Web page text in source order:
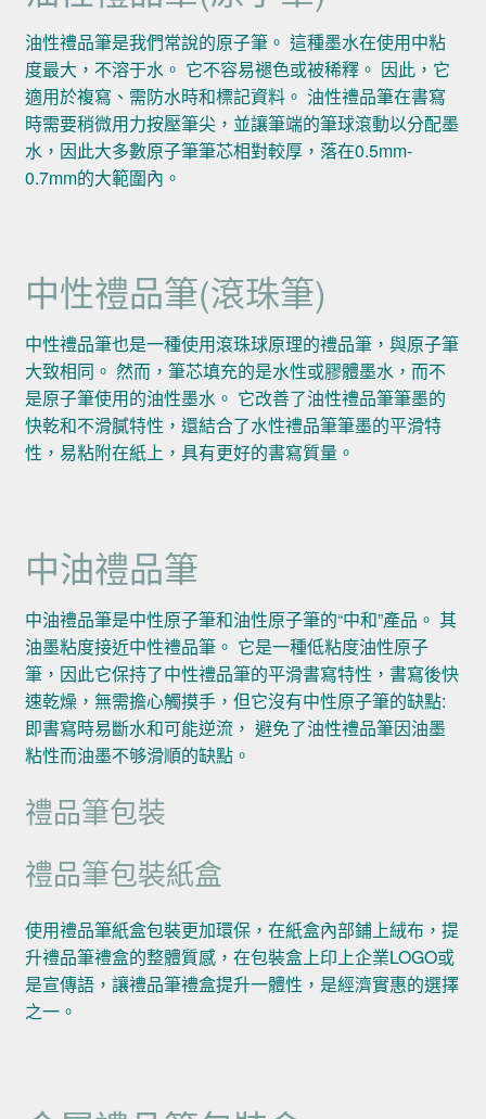
油性禮品筆是我們常說的原子筆。 這種墨水在使用中粘
度最大，不溶于水。 它不容易褪色或被稀釋。 因此，它
適用於複寫、需防水時和標記資料。 油性禮品筆在書寫
時需要稍微用力按壓筆尖，並讓筆端的筆球滾動以分配墨
水，因此大多數原子筆筆芯相對較厚，落在0.5mm-
0.7mm的大範圍內。
中性禮品筆(滾珠筆)
中性禮品筆也是一種使用滾珠球原理的禮品筆，與原子筆
大致相同。 然而，筆芯填充的是水性或膠體墨水，而不
是原子筆使用的油性墨水。 它改善了油性禮品筆筆墨的
快乾和不滑膩特性，還結合了水性禮品筆筆墨的平滑特
性，易粘附在紙上，具有更好的書寫質量。
中油禮品筆
中油禮品筆是中性原子筆和油性原子筆的“中和”產品。 其
油墨粘度接近中性禮品筆。 它是一種低粘度油性原子
筆，因此它保持了中性禮品筆的平滑書寫特性，書寫後快
速乾燥，無需擔心觸摸手，但它沒有中性原子筆的缺點:
即書寫時易斷水和可能逆流， 避免了油性禮品筆因油墨
粘性而油墨不够滑順的缺點。
禮品筆包裝
禮品筆包裝紙盒
使用禮品筆紙盒包裝更加環保，在紙盒內部鋪上絨布，提
升禮品筆禮盒的整體質感，在包裝盒上印上企業LOGO或
是宣傳語，讓禮品筆禮盒提升一體性，是經濟實惠的選擇
之一。